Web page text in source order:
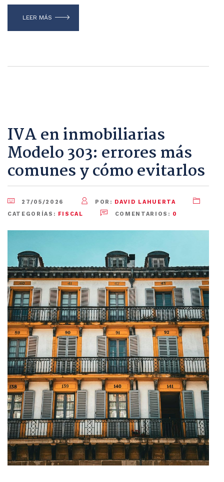
LEER MÁS
IVA en inmobiliarias
Modelo 303: errores más
comunes y cómo evitarlos
27/05/2026 POR: DAVID LAHUERTA
CATEGORÍAS: FISCAL COMENTARIOS: 0